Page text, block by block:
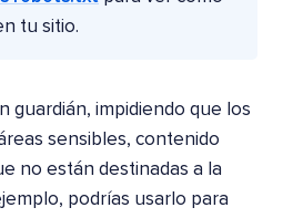
tu sitio.
guardián, impidiendo que los
sensibles, contenido
no están destinadas a la
podrías usarlo para